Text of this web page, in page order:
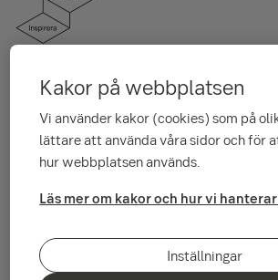
Inspirera
Ung Företagsamhet
Med Ung Företagsamhet får
Sverige testa att driva egna företag
utbildningen gör man det
affärsidéer.
Läs mer om Ung Företagsamhet
Kakor på webbplatsen
Vi använder kakor (cookies) som på
lättare att använda våra sidor och för
hur webbplatsen används.
Läs mer om kakor och hur vi
Inställningar